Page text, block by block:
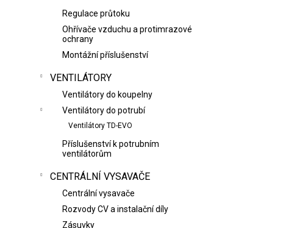
Regulace průtoku
Ohřívače vzduchu a protimrazové
ochrany
Montážní příslušenství
VENTILÁTORY
Ventilátory do koupelny
Ventilátory do potrubí
Ventilátory TD-EVO
Příslušenství k potrubním
ventilátorům
CENTRÁLNÍ VYSAVAČE
Centrální vysavače
Rozvody CV a instalační díly
Zásuvky